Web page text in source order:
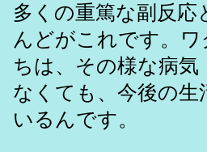
多くの重篤な副反
んどがこれです。
ちは、その様な病
なくても、今後の
いるんです。